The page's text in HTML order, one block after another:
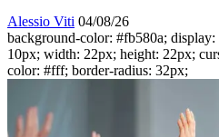
Alessio Viti 04/08/26
background-color: #fb580a;
10px; width: 22px; height: 22px;
color: #fff; border-radius: 32px;